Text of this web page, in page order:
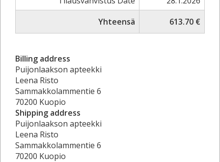
Yhteensä
613.70 €
Billing address
Puijonlaakson apteekki
Leena Risto
Sammakkolammentie 6
70200 Kuopio
Shipping address
Puijonlaakson apteekki
Leena Risto
Sammakkolammentie 6
70200 Kuopio